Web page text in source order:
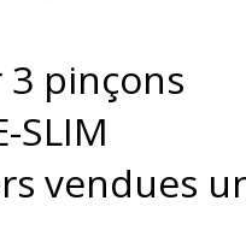
pinçons
SLIM
vendues